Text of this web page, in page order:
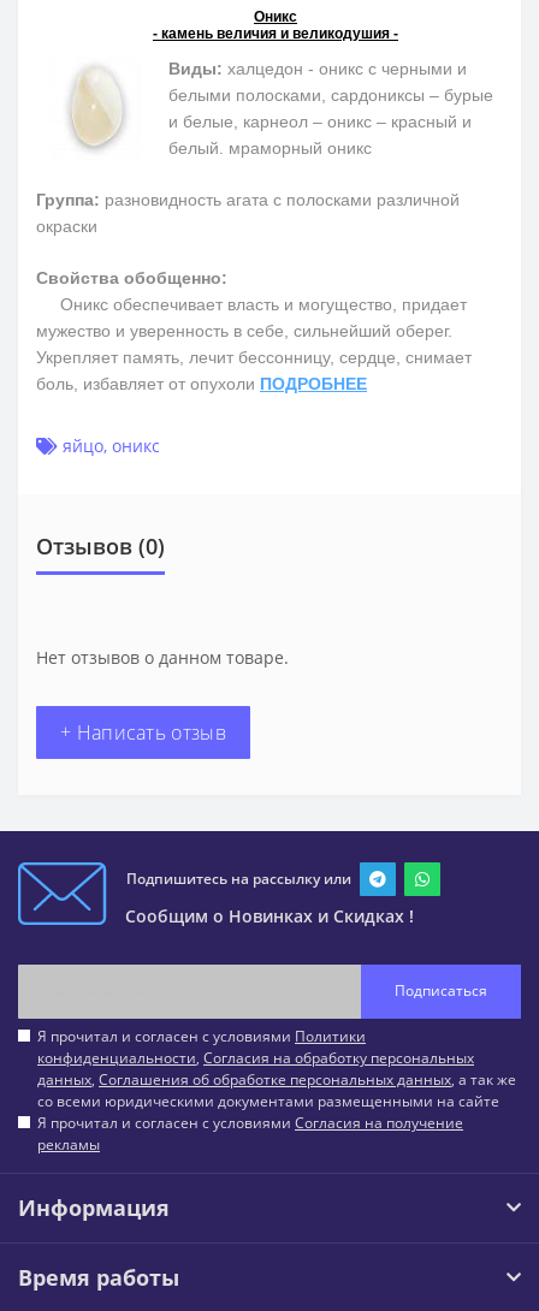
Оникс
- камень величия и великодушия -
Виды: халцедон - оникс с черными и
белыми полосками, сардониксы – бурые
и белые, карнеол – оникс – красный и
белый. мраморный оникс
Группа: разновидность агата с полосками различной
окраски
Свойства обобщенно:
Оникс обеспечивает власть и могущество, придает
мужество и уверенность в себе, сильнейший оберег.
Укрепляет память, лечит бессонницу, сердце, снимает
боль, избавляет от опухоли ПОДРОБНЕЕ
яйцо, оникс
Отзывов (0)
Нет отзывов о данном товаре.
+ Написать отзыв
Подпишитесь на рассылку или
Сообщим о Новинках и Скидках !
Подписаться
Я прочитал и согласен с условиями Политики
конфиденциальности, Согласия на обработку персональных
данных, Соглашения об обработке персональных данных, а так же
со всеми юридическими документами размещенными на сайте
Я прочитал и согласен с условиями Согласия на получение
рекламы
Информация
Время работы